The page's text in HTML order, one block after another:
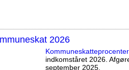
2026
indkomståret 2026.
september 2025.